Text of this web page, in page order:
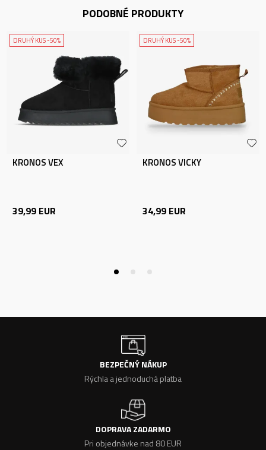
PODOBNÉ PRODUKTY
DRUHÝ KUS -50%
KRONOS VEX
39,99 EUR
DRUHÝ KUS -50%
KRONOS VICKY
34,99 EUR
BEZPEČNÝ NÁKUP
Rýchla a jednoduchá platba
DOPRAVA ZADARMO
Pri objednávke nad 80 EUR